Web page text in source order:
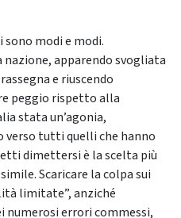
sono modi e modi.
apparendo svogliata
e riuscendo
peggio rispetto alla
stata un’agonia,
verso tutti quelli che hanno
dimettersi è la scelta più
Scaricare la colpa sui
limitate”, anziché
numerosi errori commessi,